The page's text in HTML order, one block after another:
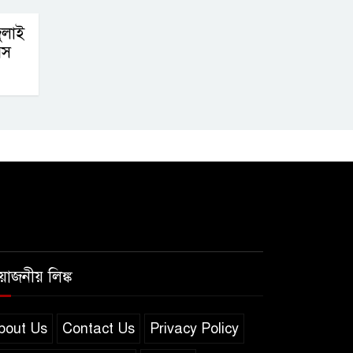
লিঙ্ক
Us Contact Us Privacy Policy